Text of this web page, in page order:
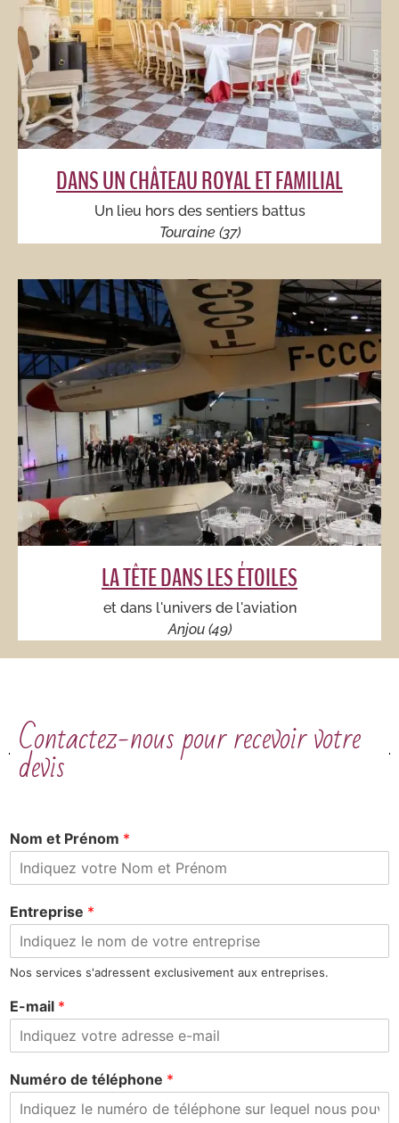
DANS UN CHÂTEAU ROYAL ET FAMILIAL
Un lieu hors des sentiers battus
Touraine (37)
LA TÊTE DANS LES ÉTOILES
et dans l'univers de l'aviation
Anjou (49)
Contactez-nous pour recevoir votre
devis
Nom et Prénom *
Entreprise *
Nos services s'adressent exclusivement aux entreprises.
E-mail *
Numéro de téléphone *